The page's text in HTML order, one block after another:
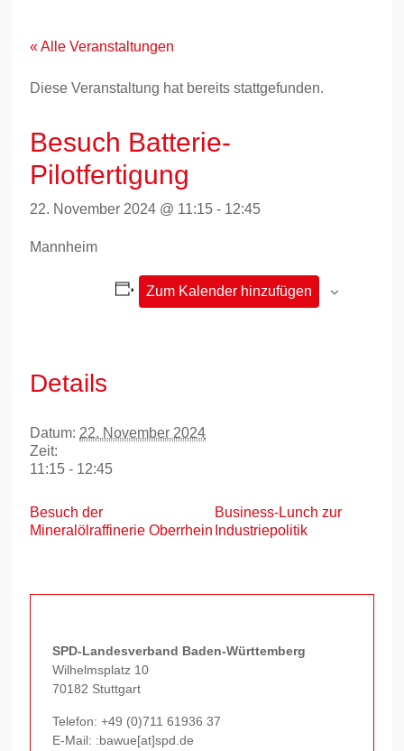
springen« Alle Veranstaltungen
Diese Veranstaltung hat bereits stattgefunden.
Besuch Batterie-
Pilotfertigung
22. November 2024 @ 11:15 - 12:45
Mannheim
Zum Kalender hinzufügen
Details
Datum: 22. November 2024
Zeit:
11:15 - 12:45
Besuch der
Mineralölraffinerie Oberrhein
Business-Lunch zur
Industriepolitik
SPD-Landesverband Baden-Württemberg
Wilhelmsplatz 10
70182 Stuttgart
Telefon:+49 (0)711 61936 37
E-Mail: :bawue[at]spd.de